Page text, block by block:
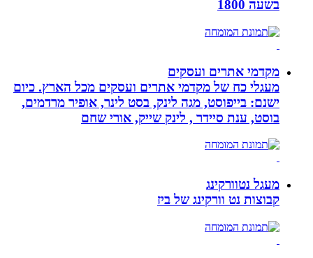
בשעה 1800
מקדמי אתרים ועסקים
מעגלי כח של מקדמי אתרים ועסקים מכל הארץ. כיום
ישנם: בייפוסט, מגה לינק, בסט לינר, אופיר מרדמים,
בוסט, ענת סיידר , לינק שייק, אורי שחם
מעגל נטוורקינג
קבוצות נט וורקינג של ביז